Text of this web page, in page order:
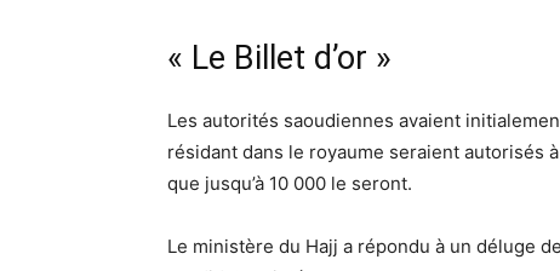
« Le Billet d’or »
Les autorités saoudiennes avaient
résidant dans le royaume seraient autorisés
que jusqu’à 10 000 le seront.
Le ministère du Hajj a répondu à un déluge